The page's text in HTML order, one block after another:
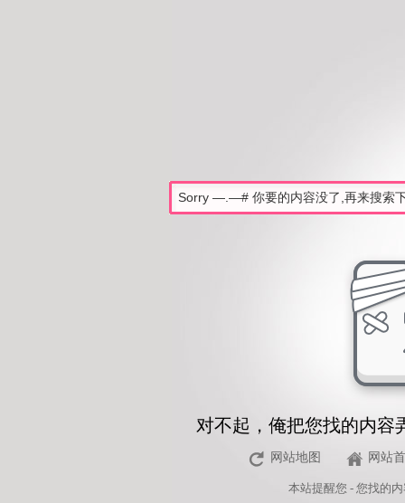
对不起，俺把您找的内容
网站地图 网站
本站提醒您 - 您找的